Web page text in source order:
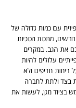
פיזית עם כמות גדולה של
מתכות וזכוכיות
את הגב. במקרים
עלולים להיות
ריחות חריפים ולא
בצד ולתת לחברה
בציוד מגן, לעשות את